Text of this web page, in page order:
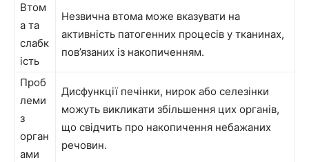
Втом
а та
слабк
ість
Незвична втома може вказувати на
активність патогенних процесів у тканинах,
пов’язаних із накопиченням.
Проб
леми
з
орган
ами
Дисфункції печінки, нирок або селезінки
можуть викликати збільшення цих органів,
що свідчить про накопичення небажаних
речовин.